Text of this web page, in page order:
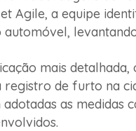
Agile, a equipe
mais
de furto na
as medidas